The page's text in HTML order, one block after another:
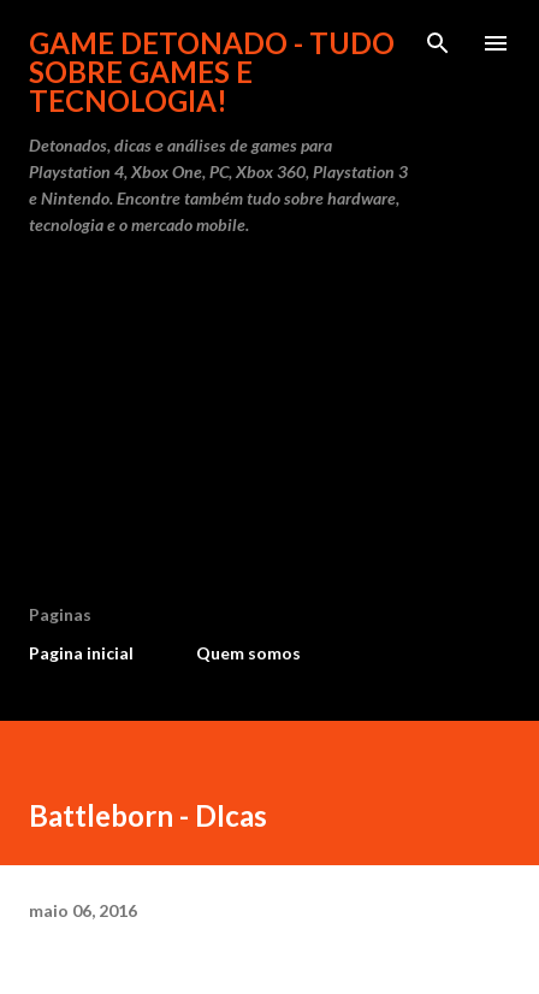
Pular para o conteúdo principal
GAME DETONADO - TUDO
SOBRE GAMES E
TECNOLOGIA!
Detonados, dicas e análises de games para
Playstation 4, Xbox One, PC, Xbox 360, Playstation 3
e Nintendo. Encontre também tudo sobre hardware,
tecnologia e o mercado mobile.
Paginas
Pagina inicial
Quem somos
Battleborn - DIcas
maio 06, 2016